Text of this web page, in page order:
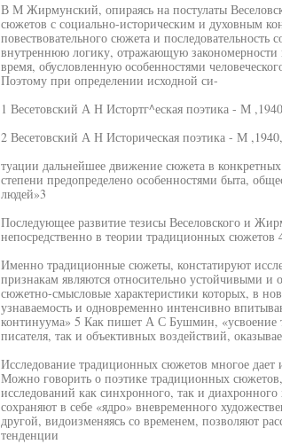
В М Жирмунский, опираясь на постулаты
сюжетов с социально-историческим и духовным
повествовательного сюжета и
внутреннюю логику, отражающую закономерности
время, обусловленную особенностями
Поэтому при определении исходной си-
1 Весетовский А Н Истортг^еская поэтика - М
2 Весетовский А Н Историческая поэтика - М
туации дальнейшее движение сюжета в
степени предопределено особенностями быта,
людей»3
Последующее развитие тезисы Веселовского и
непосредственно в теории традиционных сюжетов
Именно традиционные сюжеты, констатируют
признакам являются относительно устойчивыми
сюжетно-смысловые характеристики которых, в
узнаваемость и одновременно интенсивно
континуума» 5 Как пишет А С Бушмин, «усвоение
писателя, так и объективных воздействий,
Исследование традиционных сюжетов многое
Можно говорить о поэтике традиционных
исследований как синхронного, так и
сохраняют в себе «ядро» вневременного
другой, видоизменяясь со временем, позволяют
тенденции